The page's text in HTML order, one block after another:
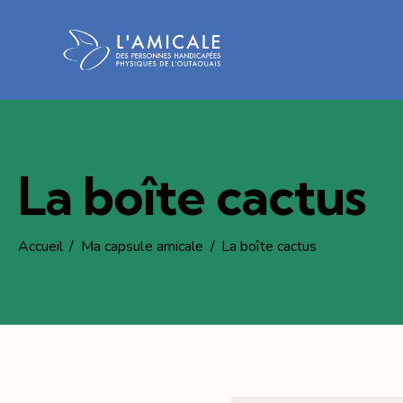
La boîte cactus
Accueil Ma capsule amicale La boîte cactus